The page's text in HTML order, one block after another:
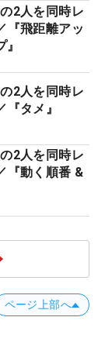
2人を同時レ
『飛距離アッ
2人を同時レ
タメ』
2人を同時レ
『動く順番 &
ページ上部へ